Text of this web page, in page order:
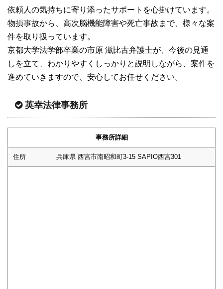
依頼人の気持ちに寄り添ったサポートを心掛けています。
物損事故から、高次脳機能障害や死亡事故まで、様々な案
件を取り扱っています。
京都大学法学部卒業の市原 滋比古弁護士が、今後の見通
しを立て、わかりやすくしっかりと説明しながら、案件を
進めていきますので、安心してお任せください。
英幸法律事務所
事務所詳細
住所 兵庫県 西宮市南昭和町3-15 SAPIO西宮301